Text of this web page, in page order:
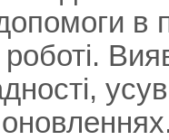
роботі.